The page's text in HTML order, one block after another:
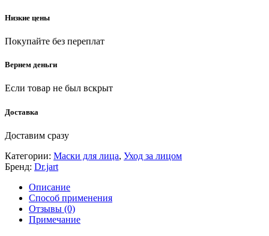
Низкие цены
Покупайте без переплат
Вернем деньги
Если товар не был вскрыт
Доставка
Доставим сразу
Категории: Маски для лица, Уход за лицом
Бренд: Dr.jart
Описание
Способ применения
Отзывы (0)
Примечание